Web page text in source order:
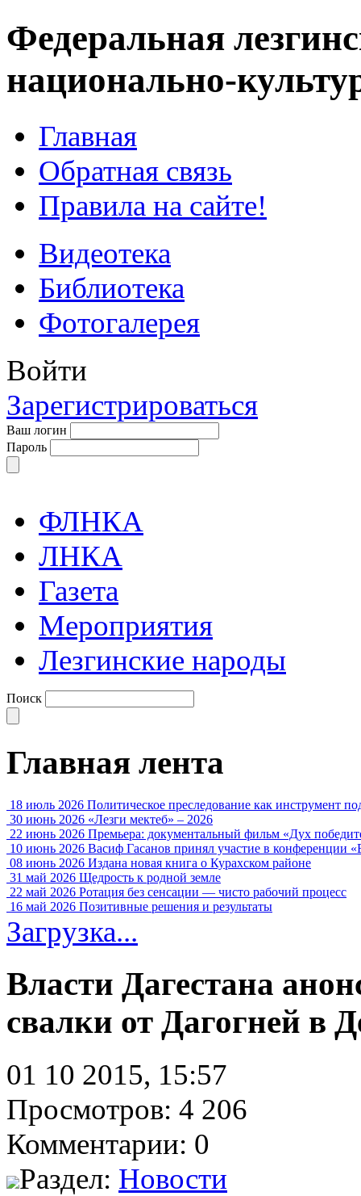
Федеральная
национально-
Главная
Обратная связь
Правила на сайте!
Видеотека
Библиотека
Фотогалерея
Войти
Зарегистрироваться
Ваш логин
Пароль
ФЛНКА
ЛНКА
Газета
Мероприятия
Лезгинские народы
Поиск
Главная лента
18 июль 2026 Политическое преследование как инструмент
30 июнь 2026 «Лезги мектеб» – 2026
22 июнь 2026 Премьера: документальный фильм «Дух
10 июнь 2026 Васиф Гасанов принял участие в конференции
08 июнь 2026 Издана новая книга о Курахском районе
31 май 2026 Щедрость к родной земле
22 май 2026 Ротация без сенсации — чисто рабочий процесс
16 май 2026 Позитивные решения и результаты
Загрузка...
Власти Дагестана
свалки от Дагогней в
01 10 2015, 15:57
Просмотров: 4 206
Комментарии: 0
Раздел: Новости